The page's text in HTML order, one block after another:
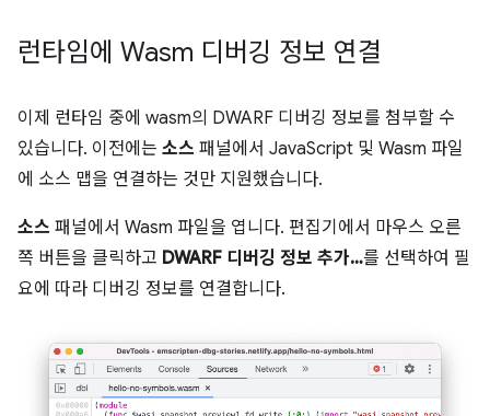
런타임에 Wasm 디버깅 정보 연결
이제 런타임 중에 wasm의 DWARF 디버깅 정보를 첨부할 수
있습니다. 이전에는 소스 패널에서 JavaScript 및 Wasm 파일
에 소스 맵을 연결하는 것만 지원했습니다.
소스 패널에서 Wasm 파일을 엽니다. 편집기에서 마우스 오른
쪽 버튼을 클릭하고 DWARF 디버깅 정보 추가…를 선택하여 필
요에 따라 디버깅 정보를 연결합니다.